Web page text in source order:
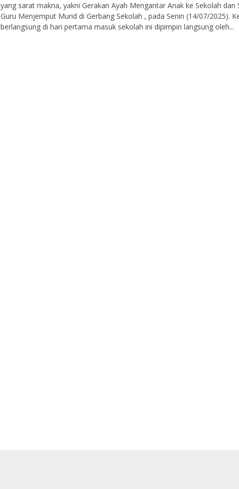
yang sarat makna, yakni Gerakan Ayah Mengantar Anak ke Sekolah dan
Guru Menjemput Murid di Gerbang Sekolah , pada Senin (14/07/2025).
berlangsung di hari pertama masuk sekolah ini dipimpin langsung oleh...
NIP
STAT
Guru Honor
GTK
Guru PJOK